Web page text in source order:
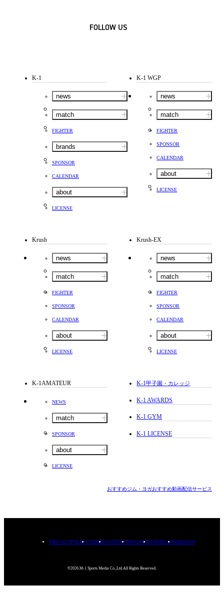
FOLLOW US
K-1
news
match
FIGHTER
brands
SPONSOR
CALENDAR
about
LICENSE
K-1 WGP
news
match
FIGHTER
SPONSOR
CALENDAR
about
LICENSE
Krush
news
match
FIGHTER
SPONSOR
CALENDAR
about
LICENSE
Krush-EX
news
match
FIGHTER
SPONSOR
CALENDAR
about
LICENSE
K-1AMATEUR
NEWS
match
SPONSOR
about
LICENSE
K-1甲子園・カレッジ
K-1 AWARDS
K-1 GYM
K-1 LICENSE
おすすめジム・ヨガおすすめ動画配信サービス
PRIVACYPOLICYTERMSCONTACTRECRUITCOMPANYMISSION
©2026.M-1 Sports Media Co.,Ltd.All Rights Reserved.